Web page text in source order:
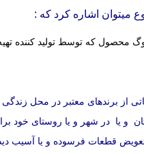
محصول که توسط تولید کننده
از برندهای معتبر در محل زندگی
و یا در شهر و یا روستای خود
تعویض قطعات فرسوده و یا آسیب